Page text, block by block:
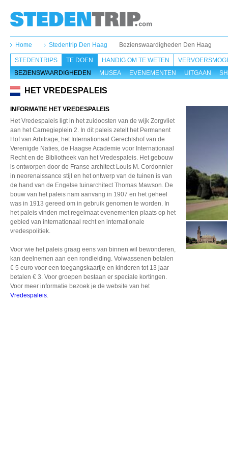
Home Stedentrip Den Haag Bezienswaardigheden Den Haag
STEDENTRIPS
TE DOEN
BEZIENSWAARDIGHEDEN
MUSEA EVENEMENTEN UITGAAN
HANDIG OM TE WETEN
HET VREDESPALEIS
INFORMATIE HET VREDESPALEIS
Het Vredespaleis ligt in het zuidoosten van de wijk Zorgvliet
aan het Carnegieplein 2. In dit paleis zetelt het Permanent
Hof van Arbitrage, het Internationaal Gerechtshof van de
Verenigde Naties, de Haagse Academie voor Internationaal
Recht en de Bibliotheek van het Vredespaleis. Het gebouw
is ontworpen door de Franse architect Louis M. Cordonnier
in neorenaissance stijl en het ontwerp van de tuinen is van
de hand van de Engelse tuinarchitect Thomas Mawson. De
bouw van het paleis nam aanvang in 1907 en het geheel
was in 1913 gereed om in gebruik genomen te worden. In
het paleis vinden met regelmaat evenementen plaats op het
gebied van internationaal recht en internationale
vredespolitiek.
Voor wie het paleis graag eens van binnen wil bewonderen,
kan deelnemen aan een rondleiding. Volwassenen betalen
€ 5 euro voor een toegangskaartje en kinderen tot 13 jaar
betalen € 3. Voor groepen bestaan er speciale kortingen.
Voor meer informatie bezoek je de website van het
Vredespaleis.